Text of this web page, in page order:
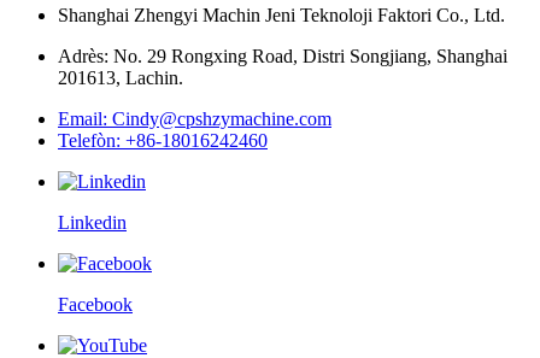
Shanghai Zhengyi Machin Jeni Teknoloji Faktori Co., Ltd.
Adrès: No. 29 Rongxing Road, Distri Songjiang, Shanghai
201613, Lachin.
Email: Cindy@cpshzymachine.com
Telefòn: +86-18016242460
Linkedin
Facebook